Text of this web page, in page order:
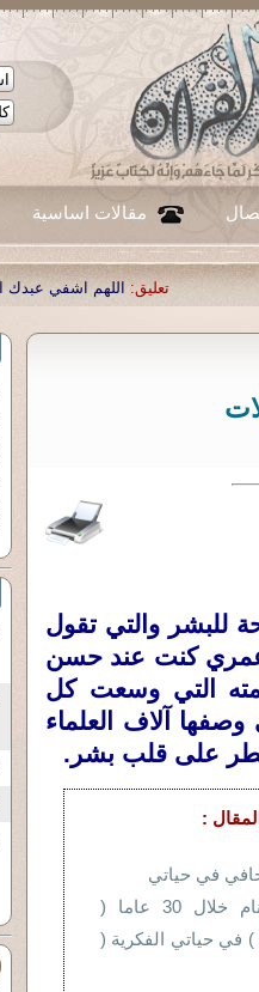
مقالات اساسية
عبدك احمد صبحي منصور|تعليق: ...
للبشر والتي تقول
عمري كنت عند حسن
التي وسعت كل
آلاف العلماء
خطر على قلب بشر.
:
في حياتي
تكسير الأصنام خلال 30 عاما (
1977 : 2007 ) في حياتي الفكرية (